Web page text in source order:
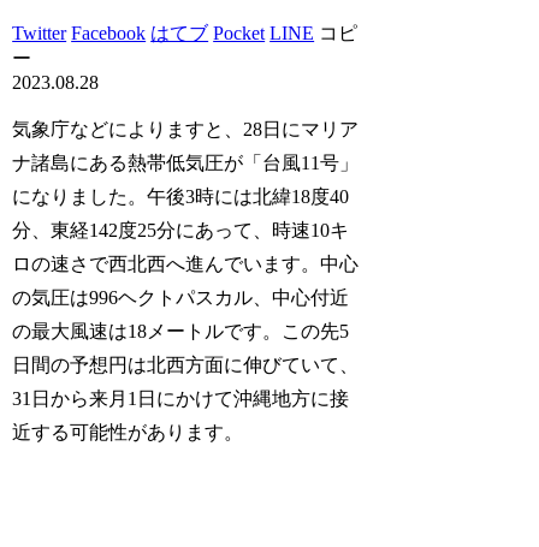
Twitter Facebook はてブ Pocket LINE コピ
ー
2023.08.28
気象庁などによりますと、28日にマリア
ナ諸島にある熱帯低気圧が「台風11号」
になりました。午後3時には北緯18度40
分、東経142度25分にあって、時速10キ
ロの速さで西北西へ進んでいます。中心
の気圧は996ヘクトパスカル、中心付近
の最大風速は18メートルです。この先5
日間の予想円は北西方面に伸びていて、
31日から来月1日にかけて沖縄地方に接
近する可能性があります。